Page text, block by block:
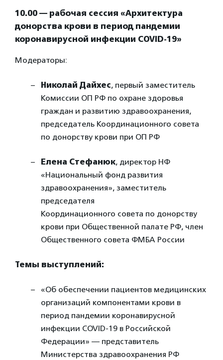
10.00 — рабочая сессия «Архитектура
донорства крови в период пандемии
коронавирусной инфекции COVID-19»
Модераторы:
Николай Дайхес, первый заместитель
Комиссии ОП РФ по охране здоровья
граждан и развитию здравоохранения,
председатель Координационного совета
по донорству крови при ОП РФ
Елена Стефанюк, директор НФ
«Национальный фонд развития
здравоохранения», заместитель
председателя
Координационного совета по донорству
крови при Общественной палате РФ, член
Общественного совета ФМБА России
Темы выступлений:
«Об обеспечении пациентов медицинских
организаций компонентами крови в
период пандемии коронавирусной
инфекции COVID-19 в Российской
Федерации» — представитель
Министерства здравоохранения РФ